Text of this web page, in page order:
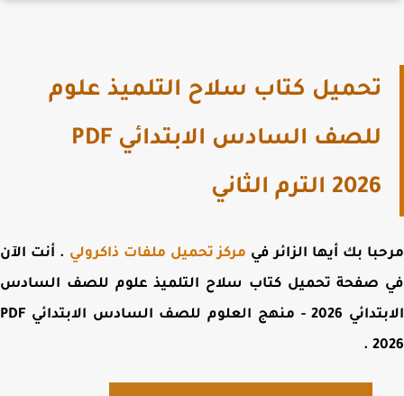
تحميل كتاب سلاح التلميذ علوم
للصف السادس الابتدائي PDF
2026 الترم الثاني
بك أيها الزائر فيمركز تحميل ملفات ذاكرولي. أنت الآن
صفحةتحميل كتاب سلاح التلميذ علوم للصف السادس
الابتدائي 2026 - منهج العلوم للصف السادس الابتدائي PDF
.